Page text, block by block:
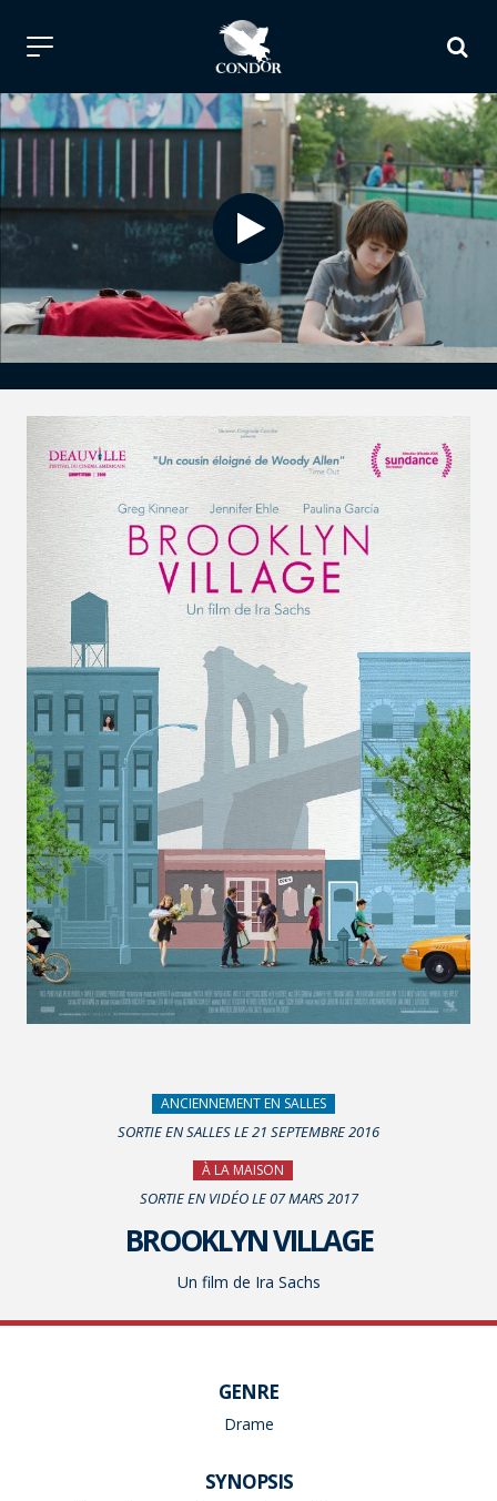
ANCIENNEMENT EN SALLES
SORTIE EN SALLES LE 21 SEPTEMBRE 2016
À LA MAISON
SORTIE EN VIDÉO LE 07 MARS 2017
BROOKLYN VILLAGE
Un film de Ira Sachs
GENRE
Drame
SYNOPSIS